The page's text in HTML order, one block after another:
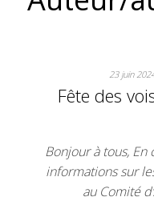
23 juin
Fête des
Bonjour à tous,
informations sur
au Comité